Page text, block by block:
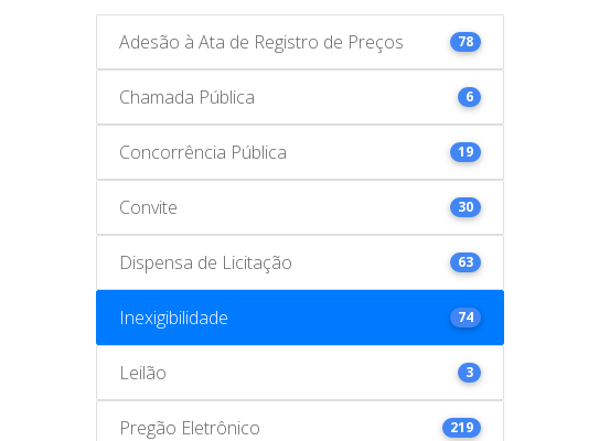
Adesão à Ata de Registro de Preços 78
Chamada Pública 6
Concorrência Pública 19
Convite 30
Dispensa de Licitação 63
Inexigibilidade 74
Leilão 3
Pregão Eletrônico 219